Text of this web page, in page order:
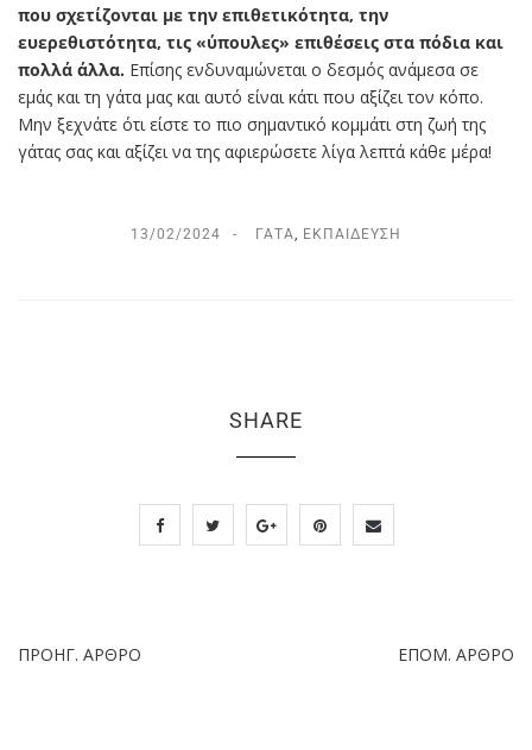
που σχετίζονται με την επιθετικότητα, την
ευερεθιστότητα, τις «ύπουλες» επιθέσεις στα πόδια και
πολλά άλλα. Επίσης ενδυναμώνεται ο δεσμός ανάμεσα σε
εμάς και τη γάτα μας και αυτό είναι κάτι που αξίζει τον κόπο.
Μην ξεχνάτε ότι είστε το πιο σημαντικό κομμάτι στη ζωή της
γάτας σας και αξίζει να της αφιερώσετε λίγα λεπτά κάθε μέρα!
13/02/2024 ΓΆΤΑ ΕΚΠΑΊΔΕΥΣΗ
SHARE
ΠΡΟΗΓ. ΆΡΘΡΟ ΕΠΌΜ. ΆΡΘΡΟ